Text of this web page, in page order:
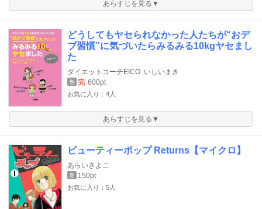
あらすじを見る▼
どうしてもヤセられなかった人たちが“おデ
ブ習慣”に気づいたらみるみる10kgヤセまし
た
ダイエットコーチEICO いしいまき
巻 完 600pt
お気に入り：4人
あらすじを見る▼
ビューティーポップ Returns【マイクロ】
あらいきよこ
巻 150pt
お気に入り：5人